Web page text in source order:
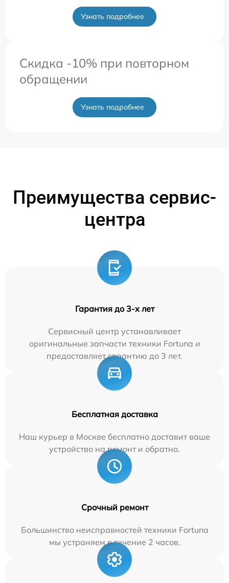
Узнать подробнее
Скидка -10% при повторном
обращении
Узнать подробнее
Преимущества сервис-
центра
Гарантия до 3-х лет
Сервисный центр устанавливает
оригинальные запчасти техники Fortuna и
предоставляет гарантию до 3 лет.
Бесплатная доставка
Наш курьер в Москве бесплатно доставит ваше
устройство на ремонт и обратно.
Срочный ремонт
Большинство неисправностей техники Fortuna
мы устраняем в течение 2 часов.